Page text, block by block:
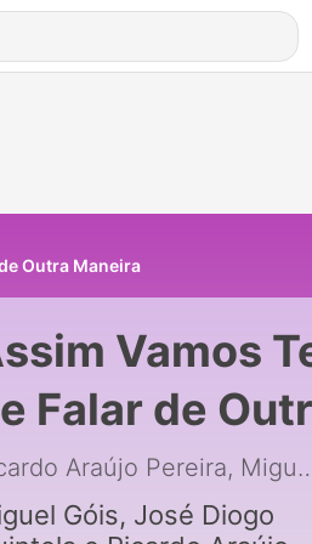
Outra Maneira
Vamos
Falar de
Ricardo Araújo Pereira,
Góis, José Diogo